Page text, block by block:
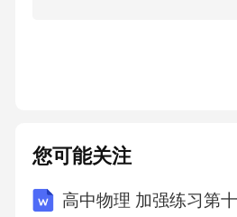
焊接等高温作业；-热切割
作业；-铁艺加工、金属加
作业地点：施工现场指定区
工负责人指定。五、动火作
您可能关注